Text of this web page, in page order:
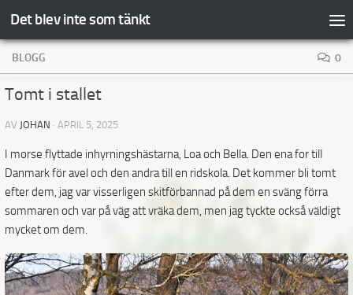
Hoppa till innehåll
Det blev inte som tänkt
BLOGG 0
Tomt i stallet
AV JOHAN · APRIL 5, 2025
I morse flyttade inhyrningshästarna, Loa och Bella. Den ena for till
Danmark för avel och den andra till en ridskola. Det kommer bli tomt
efter dem, jag var visserligen skitförbannad på dem en sväng förra
sommaren och var på väg att vräka dem, men jag tyckte också väldigt
mycket om dem.